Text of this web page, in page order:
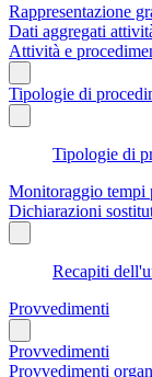
Rappresentazione
Dati aggregati
Attività e
Tipologie di
Tipologie di
Monitoraggio tempi
Dichiarazioni
Recapiti
Provvedimenti
Provvedimenti
Provvedimenti